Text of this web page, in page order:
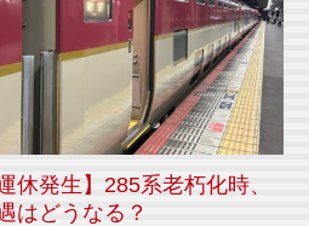
休発生】285系老朽化時、
はどうなる？